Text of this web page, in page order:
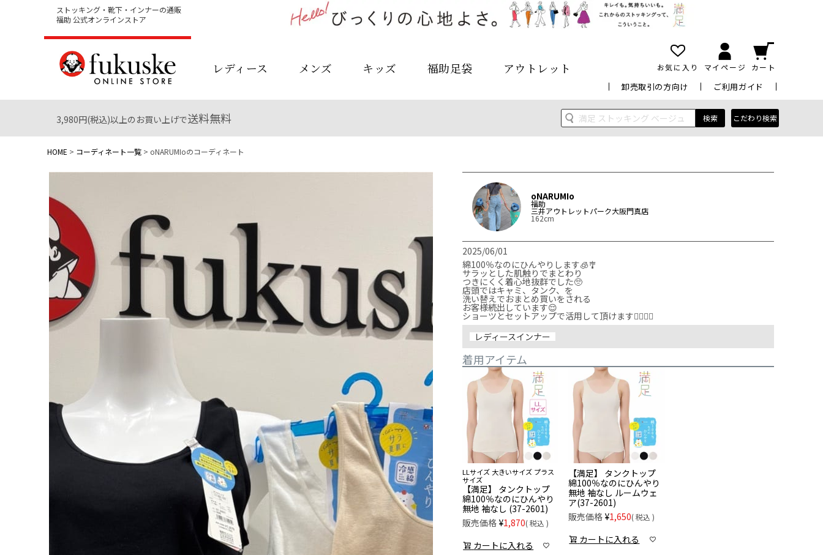
ストッキング・靴下・インナーの通販
福助 公式オンラインストア
レディース メンズ キッズ 福助足袋 アウトレット お気に入り マイページ カート
卸売取引の方向け ご利用ガイド
3,980円(税込)以上のお買い上げで送料無料 検索 こだわり検索
HOME コーディネート一覧 oNARUMIoのコーディネート
oNARUMIo
福助
三井アウトレットパーク大阪門真店
162cm
2025/06/01
綿100％なのにひんやりします🧊🎐
サラッとした肌触りでまとわり
つきにくく着心地抜群でした🥺
店頭ではキャミ、タンク、を
洗い替えでおまとめ買いをされる
お客様続出しています😌
ショーツとセットアップで活用して頂けます🙆‍♀️🙆‍♀️
レディースインナー
着用アイテム
LLサイズ 大きいサイズ プラス
サイズ
【満足】 タンクトップ
綿100％なのにひんやり
無地 袖なし (37-2601)
販売価格 ¥1,870 税込
カートに入れる
【満足】 タンクトップ
綿100％なのにひんやり
無地 袖なし ルームウェ
ア(37-2601)
販売価格 ¥1,650 税込
カートに入れる